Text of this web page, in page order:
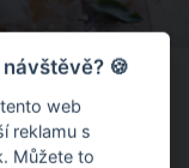
🍪
web
reklamu s
Můžete to